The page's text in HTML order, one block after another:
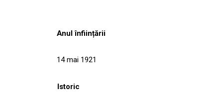
Anul înființării
14 mai 1921
Istoric